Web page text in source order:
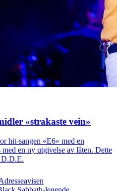
«strakaste vein»
hit-sangen «E6» med en
en ny utgivelse av låten. Dette
D.D.E.